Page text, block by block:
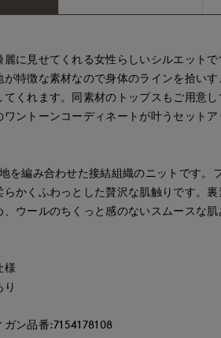
に見せてくれる女性らしいシルエット
が特徴な素材なので身体のラインを拾い
てくれます。同素材のトップスもご用意
ワントーンコーディネートが叶うセットア
を編み合わせた接結組織のニットです。
らかくふわっとした贅沢な肌触りです。
、ウールのちくっと感のないスムースな
様
り
ン品番:7154178108